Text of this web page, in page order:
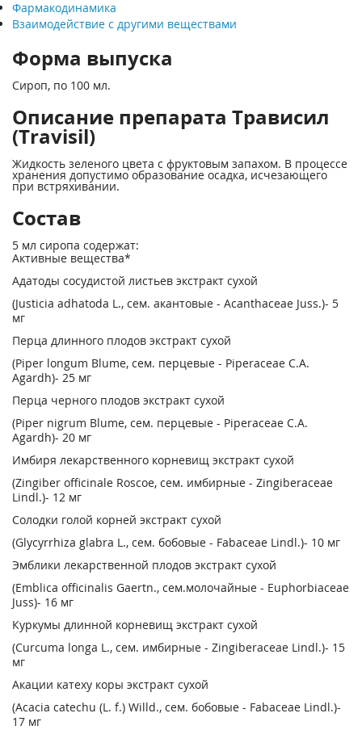
Фармакодинамика
Взаимодействие с другими веществами
Форма выпуска
Сироп, по 100 мл.
Описание препарата Трависил
(Travisil)
Жидкость зеленого цвета с фруктовым запахом. В процессе
хранения допустимо образование осадка, исчезающего
при встряхивании.
Состав
5 мл сиропа содержат:
Активные вещества*
Адатоды сосудистой листьев экстракт сухой
(Justicia adhatoda L., сем. акантовые - Acanthaceae Juss.)- 5
мг
Перца длинного плодов экстракт сухой
(Piper longum Blume, сем. перцевые - Piperaceae С.А.
Agardh)- 25 мг
Перца черного плодов экстракт сухой
(Piper nigrum Blume, сем. перцевые - Piperaceae С.А.
Agardh)- 20 мг
Имбиря лекарственного корневищ экстракт сухой
(Zingiber officinale Roscoe, сем. имбирные - Zingiberaceae
Lindl.)- 12 мг
Солодки голой корней экстракт сухой
(Glycyrrhiza glabra L., сем. бобовые - Fabaceae Lindl.)- 10 мг
Эмблики лекарственной плодов экстракт сухой
(Emblica officinalis Gaertn., сем.молочайные - Euphorbiaceae
Juss)- 16 мг
Куркумы длинной корневищ экстракт сухой
(Curcuma longa L., сем. имбирные - Zingiberaceae Lindl.)- 15
мг
Акации катеху коры экстракт сухой
(Acacia catechu (L. f.) Willd., сем. бобовые - Fabaceae Lindl.)-
17 мг